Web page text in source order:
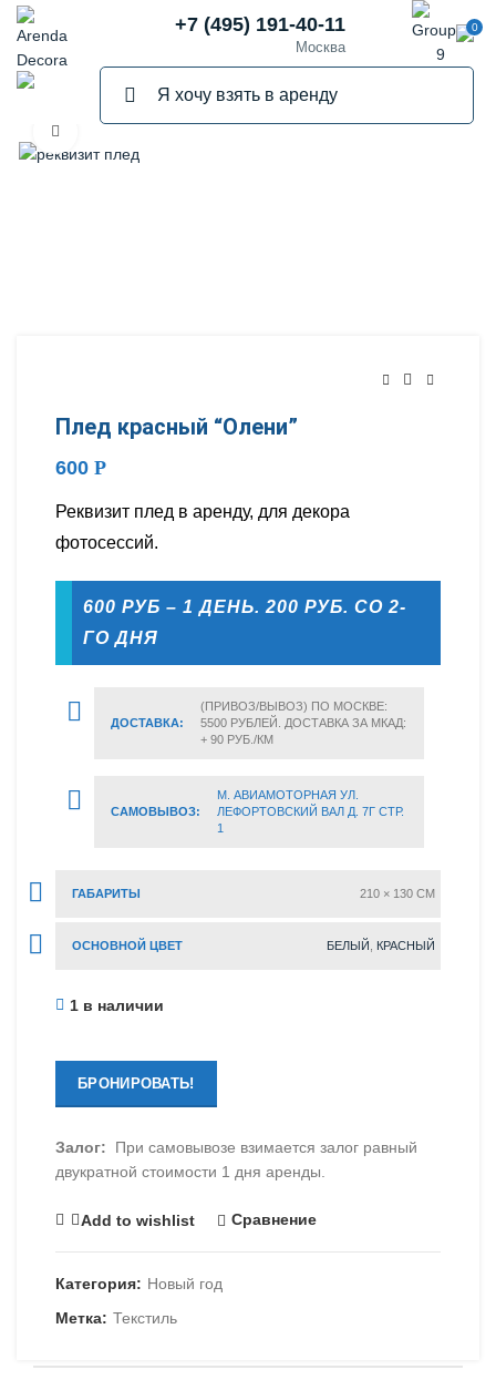
+7 (495) 191-40-11
Москва
0
Плед красный “Олени”
600 Р
Реквизит плед в аренду, для декора
фотосессий.
600 РУБ – 1 ДЕНЬ. 200 РУБ. СО 2-
ГО ДНЯ
ДОСТАВКА:
(ПРИВОЗ/ВЫВОЗ) ПО МОСКВЕ:
5500 РУБЛЕЙ. ДОСТАВКА ЗА МКАД:
+ 90 РУБ./КМ
САМОВЫВОЗ:
М. АВИАМОТОРНАЯ УЛ.
ЛЕФОРТОВСКИЙ ВАЛ Д. 7Г СТР.
1
ГАБАРИТЫ 210 × 130 CM
ОСНОВНОЙ ЦВЕТ БЕЛЫЙ КРАСНЫЙ
1 в наличии
БРОНИРОВАТЬ!
Залог: При самовывозе взимается залог равный
двукратной стоимости 1 дня аренды.
Add to wishlist Сравнение
Категория: Новый год
Метка: Текстиль